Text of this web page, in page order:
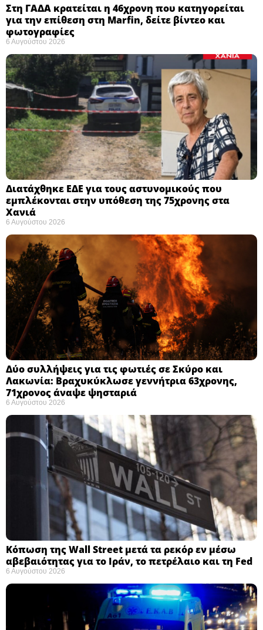
Στη ΓΑΔΑ κρατείται η 46χρονη που κατηγορείται
για την επίθεση στη Marfin, δείτε βίντεο και
φωτογραφίες
6 Αυγούστου 2026
Διατάχθηκε ΕΔΕ για τους αστυνομικούς που
εμπλέκονται στην υπόθεση της 75χρονης στα
Χανιά
6 Αυγούστου 2026
Δύο συλλήψεις για τις φωτιές σε Σκύρο και
Λακωνία: Βραχυκύκλωσε γεννήτρια 63χρονης,
71χρονος άναψε ψησταριά
6 Αυγούστου 2026
Κόπωση της Wall Street μετά τα ρεκόρ εν μέσω
αβεβαιότητας για το Ιράν, το πετρέλαιο και τη Fed
6 Αυγούστου 2026